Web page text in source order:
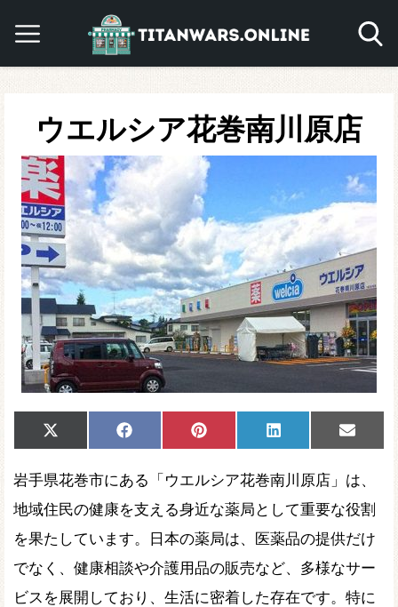
ウエルシア花巻南川原店
Share
on
X
(Twitter)
Share
on
Facebook Share
on
Pinterest Share
on
LinkedIn
Share
on
Email
岩手県花巻市にある「ウエルシア花巻南川原店」は、
地域住民の健康を支える身近な薬局として重要な役割
を果たしています。日本の薬局は、医薬品の提供だけ
でなく、健康相談や介護用品の販売など、多様なサー
ビスを展開しており、生活に密着した存在です。特に